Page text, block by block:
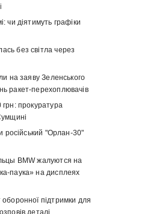
чи діятимуть графіки
без світла через
на заяву Зеленського
ракет-перехоплювачів
прокуратура
російський "Орлан-30"
BMW жалуются на
паука» на дисплеях
підтримки для